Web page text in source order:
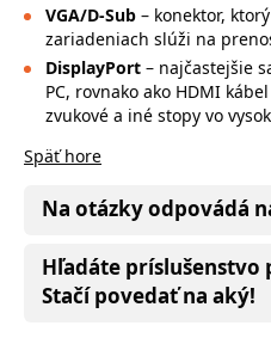
VGA/D-Sub – konektor,
zariadeniach slúži na
DisplayPort – najčastejšie
PC, rovnako ako HDMI
zvukové a iné stopy vo
Späť hore
Na otázky odpovádá
Hľadáte príslušenstvo
Stačí povedať na aký!